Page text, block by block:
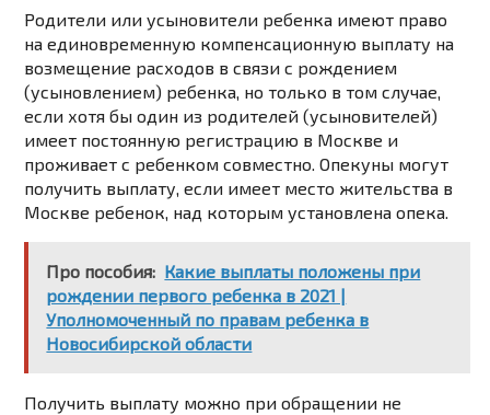
Родители или усыновители ребенка имеют право
на единовременную компенсационную выплату на
возмещение расходов в связи с рождением
(усыновлением) ребенка, но только в том случае,
если хотя бы один из родителей (усыновителей)
имеет постоянную регистрацию в Москве и
проживает с ребенком совместно. Опекуны могут
получить выплату, если имеет место жительства в
Москве ребенок, над которым установлена опека.
Про пособия: Какие выплаты положены при
рождении первого ребенка в 2021 |
Уполномоченный по правам ребенка в
Новосибирской области
Получить выплату можно при обращении не